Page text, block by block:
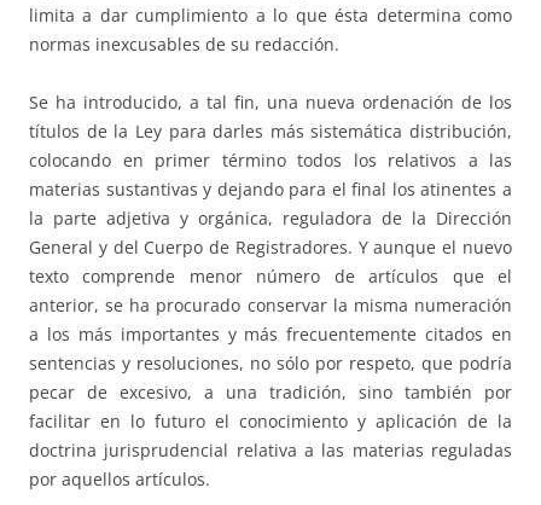
limita a dar cumplimiento a lo que ésta determina como
normas inexcusables de su redacción.
Se ha introducido, a tal fin, una nueva ordenación de los
títulos de la Ley para darles más sistemática distribución,
colocando en primer término todos los relativos a las
materias sustantivas y dejando para el final los atinentes a
la parte adjetiva y orgánica, reguladora de la Dirección
General y del Cuerpo de Registradores. Y aunque el nuevo
texto comprende menor número de artículos que el
anterior, se ha procurado conservar la misma numeración
a los más importantes y más frecuentemente citados en
sentencias y resoluciones, no sólo por respeto, que podría
pecar de excesivo, a una tradición, sino también por
facilitar en lo futuro el conocimiento y aplicación de la
doctrina jurisprudencial relativa a las materias reguladas
por aquellos artículos.